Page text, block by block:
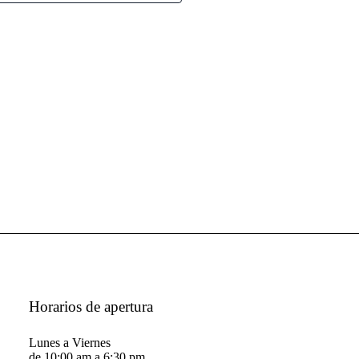
Horarios de apertura
Lunes a Viernes